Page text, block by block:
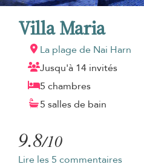
Villa Maria
La plage de Nai Harn
Jusqu'à 14 invités
5 chambres
5 salles de bain
9.8/10
Lire les 5 commentaires